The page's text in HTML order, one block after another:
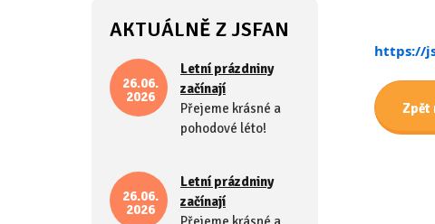
https://
Zpět
AKTUÁLNĚ Z JSFAN
26.06.
2026
Letní prázdniny
začínají
Přejeme krásné a
pohodové léto!
26.06.
2026
Letní prázdniny
začínají